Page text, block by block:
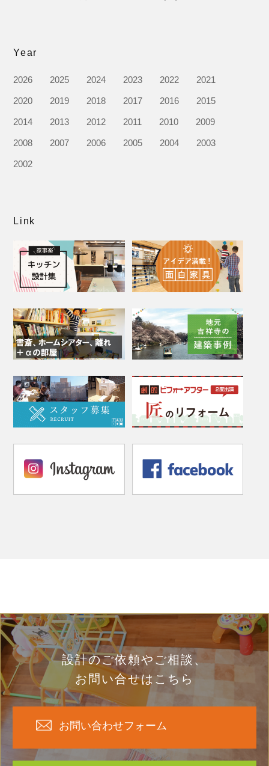
Year
2026 2025 2024 2023 2022 2021
2020 2019 2018 2017 2016 2015
2014 2013 2012 2011 2010 2009
2008 2007 2006 2005 2004 2003
2002
Link
設計のご依頼やご相談、
お問い合せはこちら
お問い合わせフォーム